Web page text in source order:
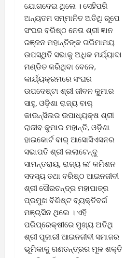
ଯୋଗଦେଇ ଥିଲେ । ସେହିପରି
ଅନ୍ୟତମ ସମ୍ମାନିତ ଅତିଥି ରୂପେ
ସଂଘର ବରିଷ୍ଠ ନେତା ଶ୍ରୀ ଜ୍ଞାନ
ରଞ୍ଜନ ମହାନ୍ତିଙ୍କ ଗରିମାମୟ
ଉପସ୍ଥିତି ସଭାକୁ ଅଧିକ ମର୍ଯ୍ୟାଦା
ମଣ୍ଡିତ କରିଥିବା ବେଳେ,
କାର୍ଯ୍ୟକ୍ରମରେ ସଂଘର
ଉପଦେଷ୍ଟା ଶ୍ରୀ ଜୀବନ କୁମାର
ସାହୁ, ଓଡ଼ିଶା ରାଜ୍ୟ ବାର୍
କାଉନ୍ସିଲର ଉପାଧ୍ୟକ୍ଷ ଶ୍ରୀ
ରାଜୀବ କୁମାର ମହାନ୍ତି, ଓଡ଼ିଶା
ହାଇକୋର୍ଟ ବାର୍ ଆସୋସିଏସନର
ସଭାପତି ଶ୍ରୀ ଲଲାଟେନ୍ଦୁ
ସାମନ୍ତରାୟ, ରାଜ୍ୟ ଲ’ କମିଶନ
ସଦସ୍ୟ ତଥା ବରିଷ୍ଠ ଆଇନଜୀବୀ
ଶ୍ରୀ ସୌରଚନ୍ଦ୍ର ମହାପାତ୍ର
ପ୍ରମୁଖ ବିଶିଷ୍ଟ ବ୍ୟକ୍ତିବର୍ଗ
ମଞ୍ଚାସିନ ଥିଲେ । ଏହି
ପରିପ୍ରେକ୍ଷୀରେ ମୁଖ୍ୟ ଅତିଥି
ଶ୍ରୀ ପୂଜାରୀ ଆଇନଜୀବୀ ସମାଜର
ଭୂମିକାକୁ ଗଣତନ୍ତ୍ରର ମୂଳ ଶକ୍ତି